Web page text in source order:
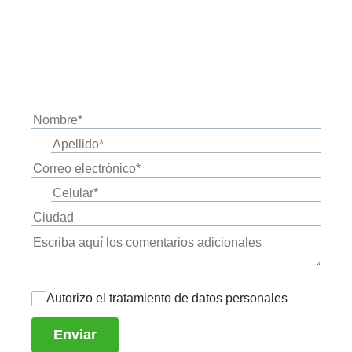
Autorizo el tratamiento de datos personales
Enviar